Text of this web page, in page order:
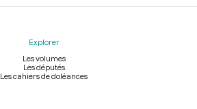
Explorer
Les volumes
Les députés
Les cahiers de doléances